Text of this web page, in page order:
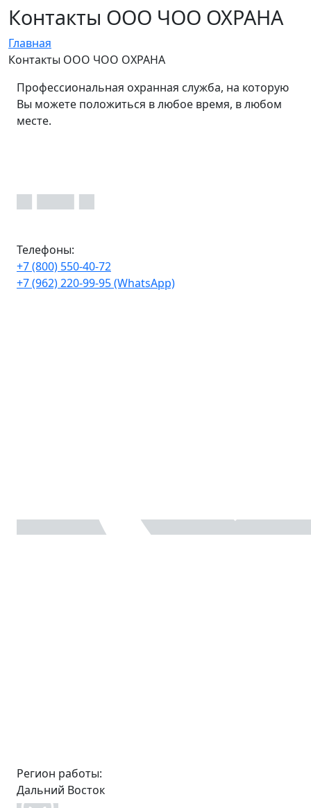
Контакты ООО ЧОО ОХРАНА
Главная
Контакты ООО ЧОО ОХРАНА
Профессиональная охранная служба, на которую
Вы можете положиться в любое время, в любом
месте.
Телефоны:
+7 (800) 550-40-72
+7 (962) 220-99-95 (WhatsApp)
Регион работы:
Дальний Восток